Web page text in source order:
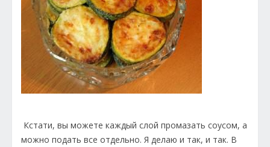
Кстати, вы можете каждый слой промазать соусом, а
можно подать все отдельно. Я делаю и так, и так. В